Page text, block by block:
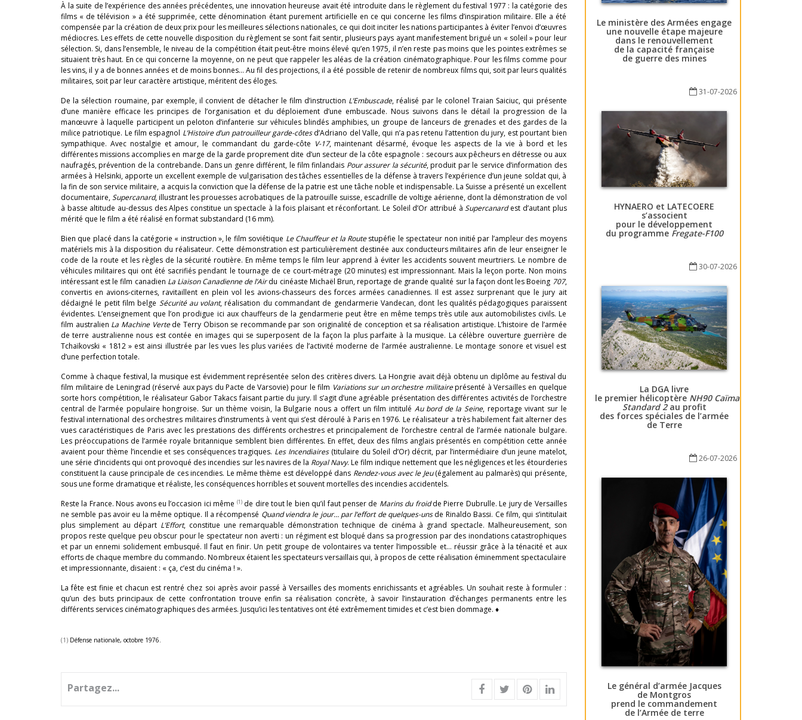
À la suite de l’expérience des années précédentes, une innovation heureuse avait été introduite dans le règlement du festival 1977 : la catégorie des
films « de télévision » a été supprimée, cette dénomination étant purement artificielle en ce qui concerne les films d’inspiration militaire. Elle a été
compensée par la création de deux prix pour les meilleures sélections nationales, ce qui doit inciter les nations participantes à éviter l’envoi d’œuvres
médiocres. Les effets de cette nouvelle disposition du règlement se sont fait sentir, plusieurs pays ayant manifestement brigué un « soleil » pour leur
sélection. Si, dans l’ensemble, le niveau de la compétition était peut-être moins élevé qu’en 1975, il n’en reste pas moins que les pointes extrêmes se
situaient très haut. En ce qui concerne la moyenne, on ne peut que rappeler les aléas de la création cinématographique. Pour les films comme pour
les vins, il y a de bonnes années et de moins bonnes… Au fil des projections, il a été possible de retenir de nombreux films qui, soit par leurs qualités
militaires, soit par leur caractère artistique, méritent des éloges.
De la sélection roumaine, par exemple, il convient de détacher le film d’instruction L’Embuscade, réalisé par le colonel Traian Saiciuc, qui présente
d’une manière efficace les principes de l’organisation et du déploiement d’une embuscade. Nous suivons dans le détail la progression de la
manœuvre à laquelle participent un peloton d’infanterie sur véhicules blindés amphibies, un groupe de lanceurs de grenades et des gardes de la
milice patriotique. Le film espagnol L’Histoire d’un patrouilleur garde-côtesd’Adriano del Valle, qui n’a pas retenu l’attention du jury, est pourtant bien
sympathique. Avec nostalgie et amour, le commandant du garde-côte V-17, maintenant désarmé, évoque les aspects de la vie à bord et les
différentes missions accomplies en marge de la garde proprement dite d’un secteur de la côte espagnole : secours aux pêcheurs en détresse ou aux
naufragés, prévention de la contrebande. Dans un genre différent, le film finlandais Pour assurer la sécurité, produit par le service d’information des
armées à Helsinki, apporte un excellent exemple de vulgarisation des tâches essentielles de la défense à travers l’expérience d’un jeune soldat qui, à
la fin de son service militaire, a acquis la conviction que la défense de la patrie est une tâche noble et indispensable. La Suisse a présenté un excellent
documentaire,Supercanard, illustrant les prouesses acrobatiques de la patrouille suisse, escadrille de voltige aérienne, dont la démonstration de vol
à basse altitude au-dessus des Alpes constitue un spectacle à la fois plaisant et réconfortant. Le Soleil d’Or attribué àSupercanardest d’autant plus
mérité que le film a été réalisé en format substandard (16 mm).
Bien que placé dans la catégorie « instruction », le film soviétique Le Chauffeur et la Routestupéfie le spectateur non initié par l’ampleur des moyens
matériels mis à la disposition du réalisateur. Cette démonstration est particulièrement destinée aux conducteurs militaires afin de leur enseigner le
code de la route et les règles de la sécurité routière. En même temps le film leur apprend à éviter les accidents souvent meurtriers. Le nombre de
véhicules militaires qui ont été sacrifiés pendant le tournage de ce court-métrage (20 minutes) est impressionnant. Mais la leçon porte. Non moins
intéressant est le film canadien La Liaison Canadienne de l’Airdu cinéaste Michaël Brun, reportage de grande qualité sur la façon dont les Boeing 707,
convertis en avions-citernes, ravitaillent en plein vol les avions-chasseurs des forces armées canadiennes. Il est assez surprenant que le jury ait
dédaigné le petit film belge Sécurité au volant, réalisation du commandant de gendarmerie Vandecan, dont les qualités pédagogiques paraissent
évidentes. L’enseignement que l’on prodigue ici aux chauffeurs de la gendarmerie peut être en même temps très utile aux automobilistes civils. Le
film australien La Machine Vertede Terry Obison se recommande par son originalité de conception et sa réalisation artistique. L’histoire de l’armée
de terre australienne nous est contée en images qui se superposent de la façon la plus parfaite à la musique. La célèbre ouverture guerrière de
Tchaïkovski « 1812 » est ainsi illustrée par les vues les plus variées de l’activité moderne de l’armée australienne. Le montage sonore et visuel est
d’une perfection totale.
Comme à chaque festival, la musique est évidemment représentée selon des critères divers. La Hongrie avait déjà obtenu un diplôme au festival du
film militaire de Leningrad (réservé aux pays du Pacte de Varsovie) pour le film Variations sur un orchestre militaireprésenté à Versailles en quelque
sorte hors compétition, le réalisateur Gabor Takacs faisant partie du jury. Il s’agit d’une agréable présentation des différentes activités de l’orchestre
central de l’armée populaire hongroise. Sur un thème voisin, la Bulgarie nous a offert un film intitulé Au bord de la Seine, reportage vivant sur le
festival international des orchestres militaires d’instruments à vent qui s’est déroulé à Paris en 1976. Le réalisateur a très habilement fait alterner des
vues caractéristiques de Paris avec les prestations des différents orchestres et principalement de l’orchestre central de l’armée nationale bulgare.
Les préoccupations de l’armée royale britannique semblent bien différentes. En effet, deux des films anglais présentés en compétition cette année
avaient pour thème l’incendie et ses conséquences tragiques. Les Incendiaires (titulaire du Soleil d’Or) décrit, par l’intermédiaire d’un jeune matelot,
une série d’incidents qui ont provoqué des incendies sur les navires de la Royal Navy. Le film indique nettement que les négligences et les étourderies
constituent la cause principale de ces incendies. Le même thème est développé dans Rendez-vous avec le Jeu(également au palmarès) qui présente,
sous une forme dramatique et réaliste, les conséquences horribles et souvent mortelles des incendies accidentels.
Reste la France. Nous avons eu l’occasion ici même (1)de dire tout le bien qu’il faut penser de Marins du froidde Pierre Dubrulle. Le jury de Versailles
ne semble pas avoir eu la même optique. Il a récompensé Quand viendra le jour… par l’effort de quelques-unsde Rinaldo Bassi. Ce film, qui s’intitulait
plus simplement au départ L’Effort, constitue une remarquable démonstration technique de cinéma à grand spectacle. Malheureusement, son
propos reste quelque peu obscur pour le spectateur non averti : un régiment est bloqué dans sa progression par des inondations catastrophiques
et par un ennemi solidement embusqué. Il faut en finir. Un petit groupe de volontaires va tenter l’impossible et… réussir grâce à la ténacité et aux
efforts de chaque membre du commando. Nombreux étaient les spectateurs versaillais qui, à propos de cette réalisation éminemment spectaculaire
et impressionnante, disaient : « ça, c’est du cinéma ! ».
La fête est finie et chacun est rentré chez soi après avoir passé à Versailles des moments enrichissants et agréables. Un souhait reste à formuler :
qu’un des buts principaux de cette confrontation trouve enfin sa réalisation concrète, à savoir l’instauration d’échanges permanents entre les
différents services cinématographiques des armées. Jusqu’ici les tentatives ont été extrêmement timides et c’est bien dommage. ♦
(1) Défense nationale, octobre 1976.
Partagez...
Le ministère des Armées engage
une nouvelle étape majeure
dans le renouvellement
de la capacité française
de guerre des mines
31-07-2026
HYNAERO et LATECOERE
s’associent
pour le développement
du programme Fregate-F100
30-07-2026
La DGA livre
le premier hélicoptère NH90 Caïman
Standard 2au profit
des forces spéciales de l’armée
de Terre
26-07-2026
Le général d’armée Jacques
de Montgros
prend le commandement
de l’Armée de terre